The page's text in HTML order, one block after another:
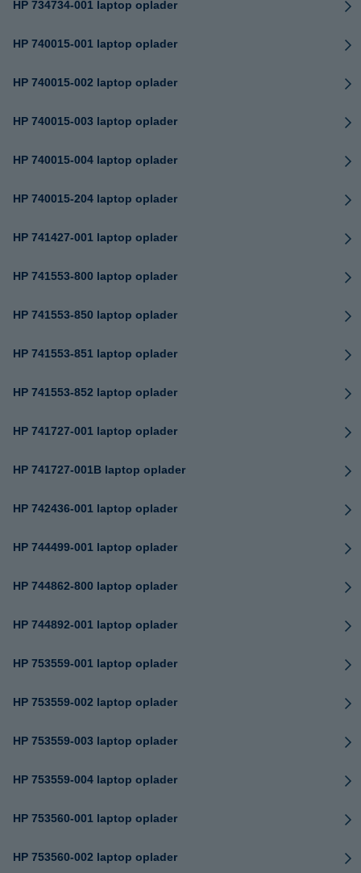
HP 734734-001 laptop oplader
HP 740015-001 laptop oplader
HP 740015-002 laptop oplader
HP 740015-003 laptop oplader
HP 740015-004 laptop oplader
HP 740015-204 laptop oplader
HP 741427-001 laptop oplader
HP 741553-800 laptop oplader
HP 741553-850 laptop oplader
HP 741553-851 laptop oplader
HP 741553-852 laptop oplader
HP 741727-001 laptop oplader
HP 741727-001B laptop oplader
HP 742436-001 laptop oplader
HP 744499-001 laptop oplader
HP 744862-800 laptop oplader
HP 744892-001 laptop oplader
HP 753559-001 laptop oplader
HP 753559-002 laptop oplader
HP 753559-003 laptop oplader
HP 753559-004 laptop oplader
HP 753560-001 laptop oplader
HP 753560-002 laptop oplader